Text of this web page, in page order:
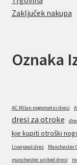
Zaključek nakupa
Oznaka
AC Milan nogometni dresi
dresi za otroke
kje kupiti otroški
Liverpool dres
Manchester
manchester united dresi